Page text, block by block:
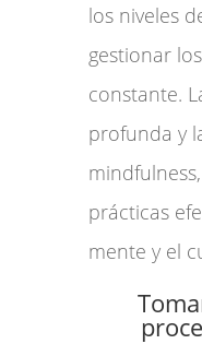
los niveles
gestionar
constante.
profunda y
prácticas
mente y el